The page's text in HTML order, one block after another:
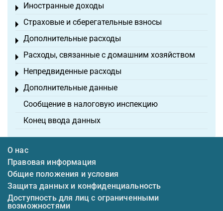
Иностранные доходы
Toggle menu
Страховые и сберегательные взносы
Toggle menu
Дополнительные расходы
Toggle menu
Расходы, связанные с домашним хозяйством
Toggle menu
Непредвиденные расходы
Toggle menu
Дополнительные данные
Toggle menu
Сообщение в налоговую инспекцию
Конец ввода данных
О нас
Правовая информация
Общие положения и условия
Защита данных и конфиденциальность
Доступность для лиц с ограниченными
возможностями